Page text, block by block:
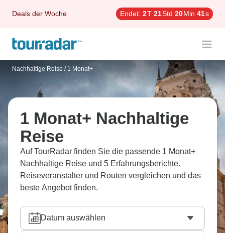
Deals der Woche Endet: 2T 21Std 20Min 40s
Nachhaltige Reise / 1 Monat+
1 Monat+ Nachhaltige
Reise
Auf TourRadar finden Sie die passende 1 Monat+
Nachhaltige Reise und 5 Erfahrungsberichte.
Reiseveranstalter und Routen vergleichen und das
beste Angebot finden.
Datum auswählen